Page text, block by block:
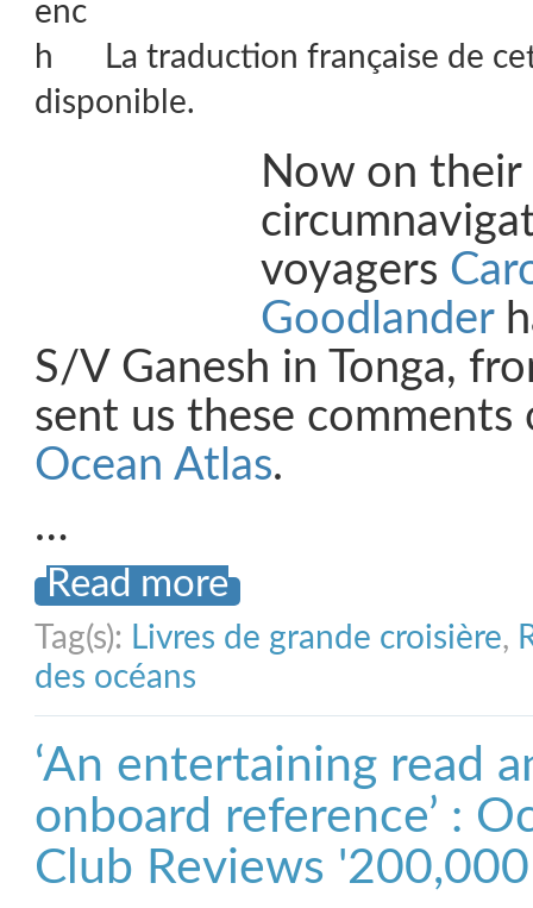
La traduction française de
disponible.
Now on
voyagers
Goodlander
S/V Ganesh in Tonga,
sent us these
Ocean Atlas.
…
Read more
Tag(s): Livres de grande croisière,
des océans
‘An entertaining read
onboard reference’ :
Club Reviews